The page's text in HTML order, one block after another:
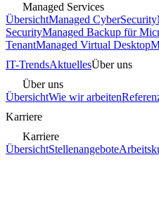
Managed Services
ÜbersichtManaged CyberSecurity
SecurityManaged Backup für
TenantManaged Virtual Desktop
IT-TrendsAktuellesÜber uns
Über uns
ÜbersichtWie wir arbeiten
Karriere
Karriere
ÜbersichtStellenangebote